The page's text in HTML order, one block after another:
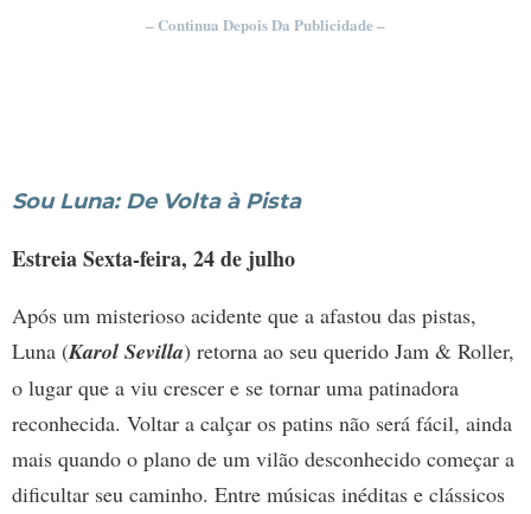
– Continua Depois Da Publicidade –
Sou Luna: De Volta à Pista
Estreia Sexta-feira, 24 de julho
Após um misterioso acidente que a afastou das pistas,
Luna (Karol Sevilla) retorna ao seu querido Jam & Roller,
o lugar que a viu crescer e se tornar uma patinadora
reconhecida. Voltar a calçar os patins não será fácil, ainda
mais quando o plano de um vilão desconhecido começar a
dificultar seu caminho. Entre músicas inéditas e clássicos